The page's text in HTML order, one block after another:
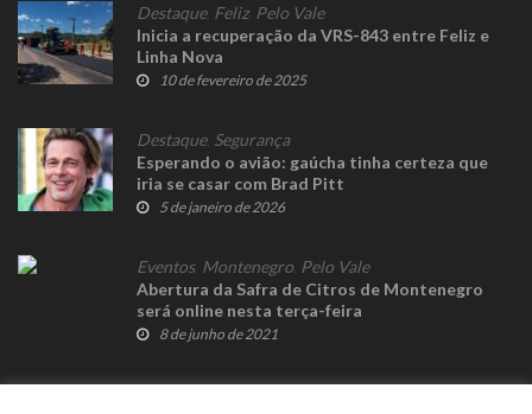
Destaque, Feliz, Pelo Vale
Inicia a recuperação da VRS-843 entre Feliz e
Linha Nova
10 de fevereiro de 2025
Destaque, Segurança
Esperando o avião: gaúcha tinha certeza que
iria se casar com Brad Pitt
5 de janeiro de 2026
Eventos, Montenegro Pelo Vale
Abertura da Safra de Citros de Montenegro
será online nesta terça-feira
8 de junho de 2021